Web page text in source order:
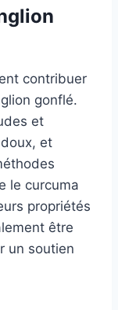
contribuer
gonflé.
et
et
le curcuma
propriétés
être
un soutien